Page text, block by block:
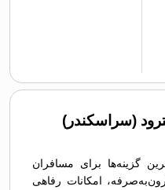
(سراسکندر)
گزینه‌ها برای مسافران
امکانات رفاهی